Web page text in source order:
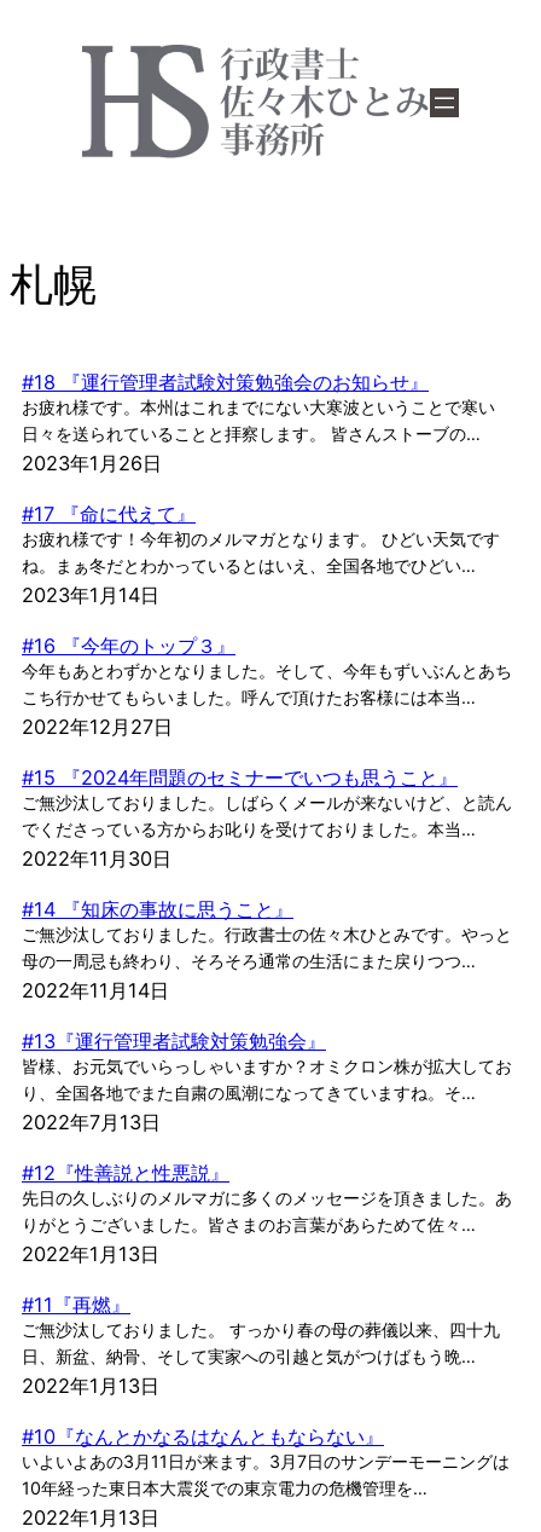
札幌
#18 『運行管理者試験対策勉強会のお知らせ』
お疲れ様です。本州はこれまでにない大寒波ということで寒い
日々を送られていることと拝察します。 皆さんストーブの…
2023年1月26日
#17 『命に代えて』
お疲れ様です！今年初のメルマガとなります。 ひどい天気です
ね。まぁ冬だとわかっているとはいえ、全国各地でひどい…
2023年1月14日
#16 『今年のトップ３』
今年もあとわずかとなりました。そして、今年もずいぶんとあち
こち行かせてもらいました。呼んで頂けたお客様には本当…
2022年12月27日
#15 『2024年問題のセミナーでいつも思うこと』
ご無沙汰しておりました。しばらくメールが来ないけど、と読ん
でくださっている方からお叱りを受けておりました。本当…
2022年11月30日
#14 『知床の事故に思うこと』
ご無沙汰しておりました。行政書士の佐々木ひとみです。やっと
母の一周忌も終わり、そろそろ通常の生活にまた戻りつつ…
2022年11月14日
#13『運行管理者試験対策勉強会』
皆様、お元気でいらっしゃいますか？オミクロン株が拡大してお
り、全国各地でまた自粛の風潮になってきていますね。そ…
2022年7月13日
#12『性善説と性悪説』
先日の久しぶりのメルマガに多くのメッセージを頂きました。あ
りがとうございました。皆さまのお言葉があらためて佐々…
2022年1月13日
#11『再燃』
ご無沙汰しておりました。 すっかり春の母の葬儀以来、四十九
日、新盆、納骨、そして実家への引越と気がつけばもう晩…
2022年1月13日
#10『なんとかなるはなんともならない』
いよいよあの3月11日が来ます。3月7日のサンデーモーニングは
10年経った東日本大震災での東京電力の危機管理を…
2022年1月13日